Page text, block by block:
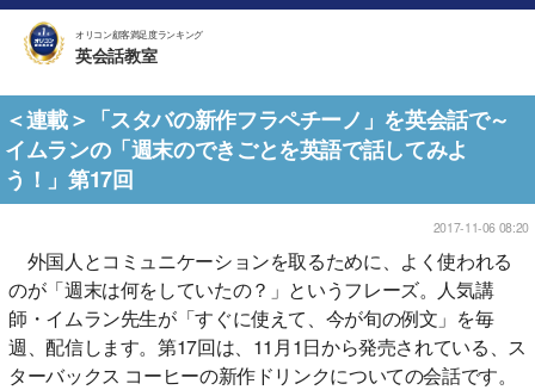
オリコン顧客満足度ランキング
英会話教室
＜連載＞「スタバの新作フラペチーノ」を英会話で～
イムランの「週末のできごとを英語で話してみよ
う！」第17回
2017-11-06 08:20
外国人とコミュニケーションを取るために、よく使われる
のが「週末は何をしていたの？」というフレーズ。人気講
師・イムラン先生が「すぐに使えて、今が旬の例文」を毎
週、配信します。第17回は、11月1日から発売されている、ス
ターバックス コーヒーの新作ドリンクについての会話です。